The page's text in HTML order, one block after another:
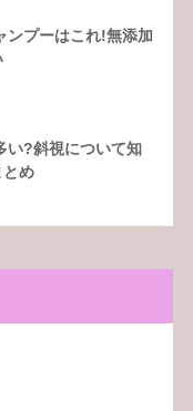
ンプーはこれ!無添加
い?斜視について知
とめ